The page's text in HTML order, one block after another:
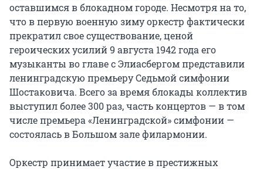
оставшимся в блокадном городе. Несмотря на то,
что в первую военную зиму оркестр фактически
прекратил свое существование, ценой
героических усилий 9 августа 1942 года его
музыканты во главе с Элиасбергом представили
ленинградскую премьеру Седьмой симфонии
Шостаковича. Всего за время блокады коллектив
выступил более 300 раз, часть концертов — в том
числе премьера «Ленинградской» симфонии —
состоялась в Большом зале филармонии.
Оркестр принимает участие в престижных